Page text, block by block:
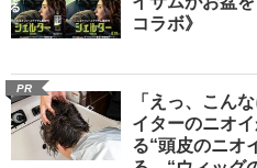
コラボ》
PR
「えっ、こん
イターのニオ
る“頭皮のニオ